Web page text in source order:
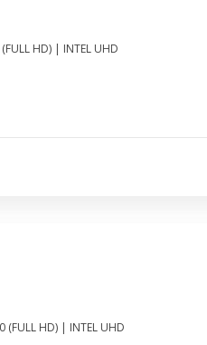
HD) | INTEL UHD
HD) | INTEL UHD